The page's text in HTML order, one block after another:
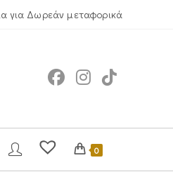
για Δωρεάν μεταφορικά
0